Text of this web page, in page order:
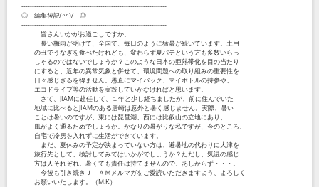
--------------------------------------------------------------------
◎ 編集後記(^^)/ ◎
--------------------------------------------------------------------
皆さんいかがお過ごしですか。
長い梅雨が明けて、全国で、毎日のように猛暑が続いています。土用
の丑でうなぎを食べたけれども、変わらず夏バテという方も多数いらっ
しゃるのではないでしょうか？このような日本の亜熱帯化を目の当たり
にすると、近年の異常気象と併せて、環境問題への取り組みの重要性を
日々感じざるを得ません。愚直にマイバック、マイボトルの持参や、
エコドライブ等の活動を実践していかなければと思います。
さて、JIAMに赴任して、１年と少し経ちましたが、前に住んでいた
地域に比べるとJIAMのある唐崎は意外と暑く感じません。実際、暑い
ことは暑いのですが、東には琵琶湖、西には比叡山の立地にあり、
風がよく通るためでしょうか。かなりの暑がりな私ですが、今のところ、
自宅で冷房を入れずに生活ができています。
まだ、夏休みの予定が決まっていない方は、避暑地の代わりに大津を
旅行先として、検討してみてはいかがでしょうか？ただし、気温の感じ
方は人それぞれ。暑くても責任は持てませんので、あしからず・・・。
今後も引き続きＪＩＡＭメルマガをご愛読いただきますよう、よろしく
お願いいたします。（M.K）